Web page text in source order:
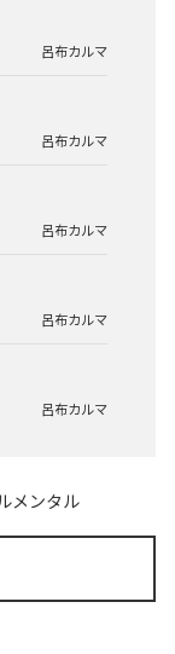
呂布カルマ
呂布カルマ
呂布カルマ
呂布カルマ
呂布カルマ
メンタル